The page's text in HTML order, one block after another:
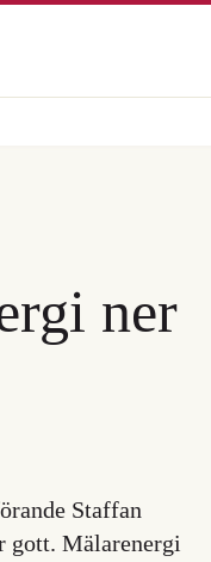
ner
Staffan
gott. Mälarenergi